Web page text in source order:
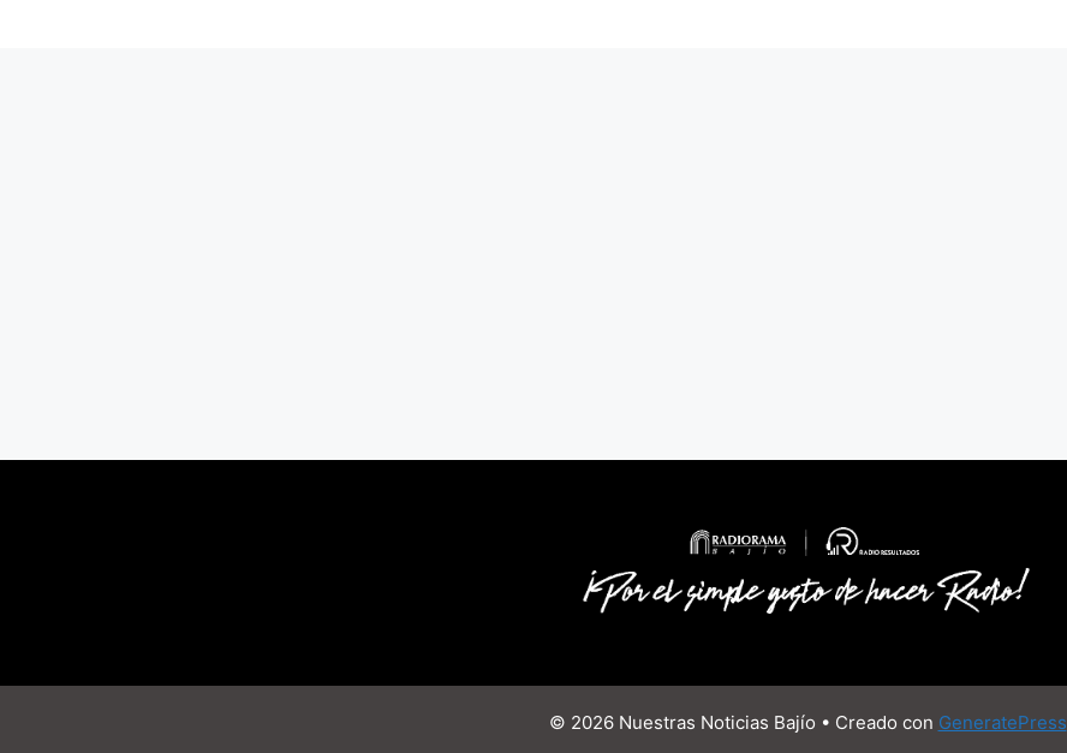
© 2026 Nuestras Noticias Bajío • Creado con GeneratePress